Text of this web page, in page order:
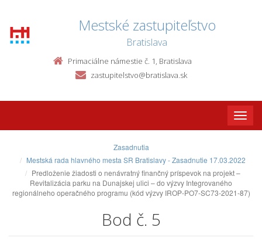
Mestské zastupiteľstvo
Bratislava
Primaciálne námestie č. 1, Bratislava
zastupitelstvo@bratislava.sk
Toggle
Zasadnutia
Mestská rada hlavného mesta SR Bratislavy - Zasadnutie 17.03.2022
Predloženie žiadosti o nenávratný finančný príspevok na projekt –
Revitalizácia parku na Dunajskej ulici – do výzvy Integrovaného
regionálneho operačného programu (kód výzvy IROP-PO7-SC73-2021-87)
Bod č. 5